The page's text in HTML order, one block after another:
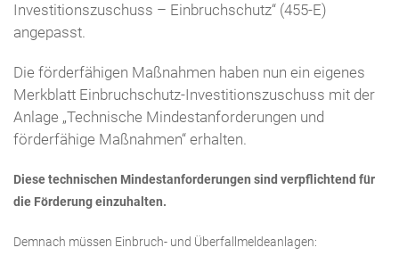
Investitionszuschuss – Einbruchschutz“ (455-E)
angepasst.
Die förderfähigen Maßnahmen haben nun ein eigenes
Merkblatt Einbruchschutz-Investitionszuschuss mit der
Anlage „Technische Mindestanforderungen und
förderfähige Maßnahmen“ erhalten.
Diese technischen Mindestanforderungen sind verpflichtend für
die Förderung einzuhalten.
Demnach müssen Einbruch- und Überfallmeldeanlagen: